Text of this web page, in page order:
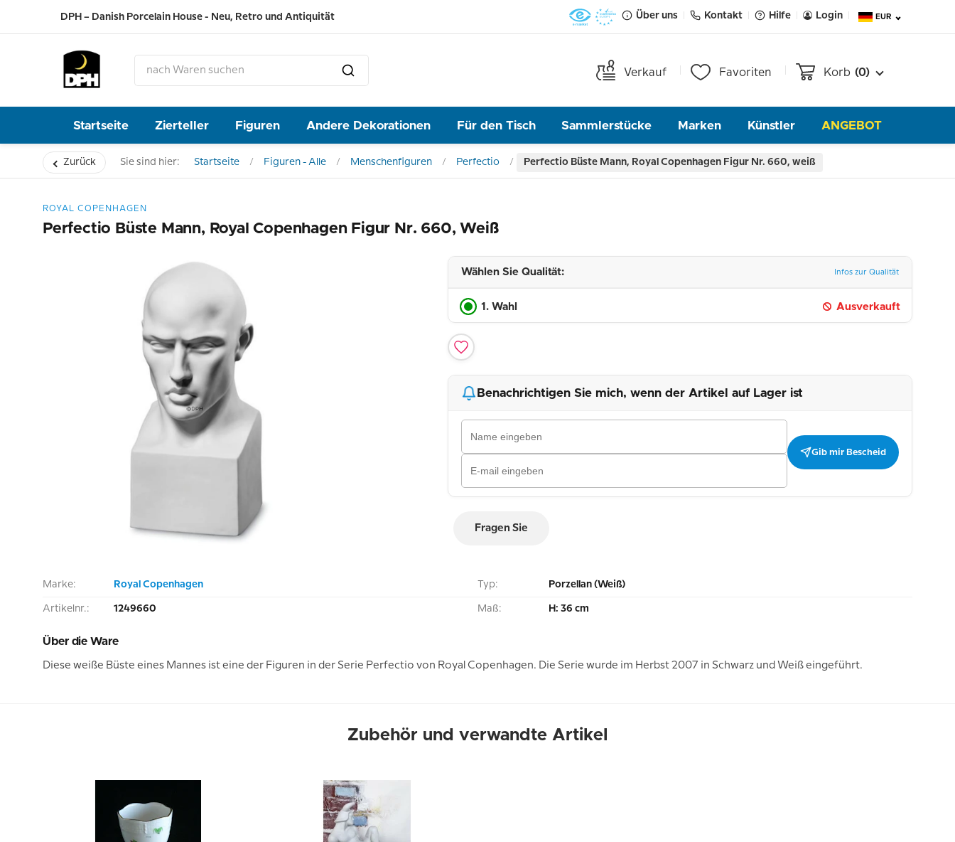
DPH – Danish Porcelain House - Neu, Retro und Antiquität Über uns Kontakt Hilfe Login EUR
Verkauf Favoriten Korb (0)
Startseite Zierteller Figuren Andere Dekorationen Für den Tisch Sammlerstücke Marken Künstler ANGEBOT
Zurück Sie sind hier: Startseite Figuren - Alle Menschenfiguren Perfectio Perfectio Büste Mann, Royal Copenhagen Figur Nr. 660, weiß
ROYAL COPENHAGEN
Perfectio Büste Mann, Royal Copenhagen Figur Nr. 660, Weiß
Wählen Sie Qualität: Infos zur Qualität
1. Wahl Ausverkauft
Benachrichtigen Sie mich, wenn der Artikel auf Lager ist
Gib mir Bescheid
Fragen Sie
Marke: Royal Copenhagen
Artikelnr.: 1249660
Typ: Porzellan (Weiß)
Maß: H: 36 cm
Über die Ware
Diese weiße Büste eines Mannes ist eine der Figuren in der Serie Perfectio von Royal Copenhagen. Die Serie wurde im Herbst 2007 in Schwarz und Weiß eingeführt.
Zubehör und verwandte Artikel